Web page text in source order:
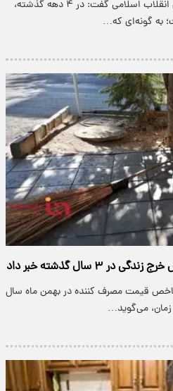
پارسینه: فرمانده کل سپاه پاسداران انقلاب اسلامی گفت: در ۴ دهه گذشته،
۳ سال گذشته خبر داد
شاخص قیمت مصرف کننده در بهمن ماه سال